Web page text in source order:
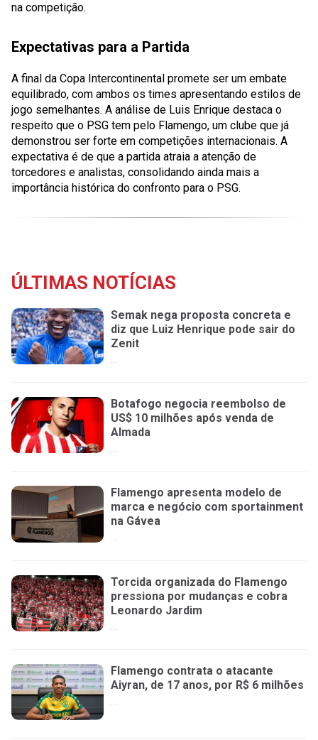
na competição.
Expectativas para a Partida
A final da Copa Intercontinental promete ser um embate
equilibrado, com ambos os times apresentando estilos de
jogo semelhantes. A análise de Luis Enrique destaca o
respeito que o PSG tem pelo Flamengo, um clube que já
demonstrou ser forte em competições internacionais. A
expectativa é de que a partida atraia a atenção de
torcedores e analistas, consolidando ainda mais a
importância histórica do confronto para o PSG.
ÚLTIMAS NOTÍCIAS
Semak nega proposta concreta e
diz que Luiz Henrique pode sair do
Zenit
...
Botafogo negocia reembolso de
US$ 10 milhões após venda de
Almada
...
Flamengo apresenta modelo de
marca e negócio com sportainment
na Gávea
...
Torcida organizada do Flamengo
pressiona por mudanças e cobra
Leonardo Jardim
Flamengo contrata o atacante
Aiyran, de 17 anos, por R$ 6 milhões
...